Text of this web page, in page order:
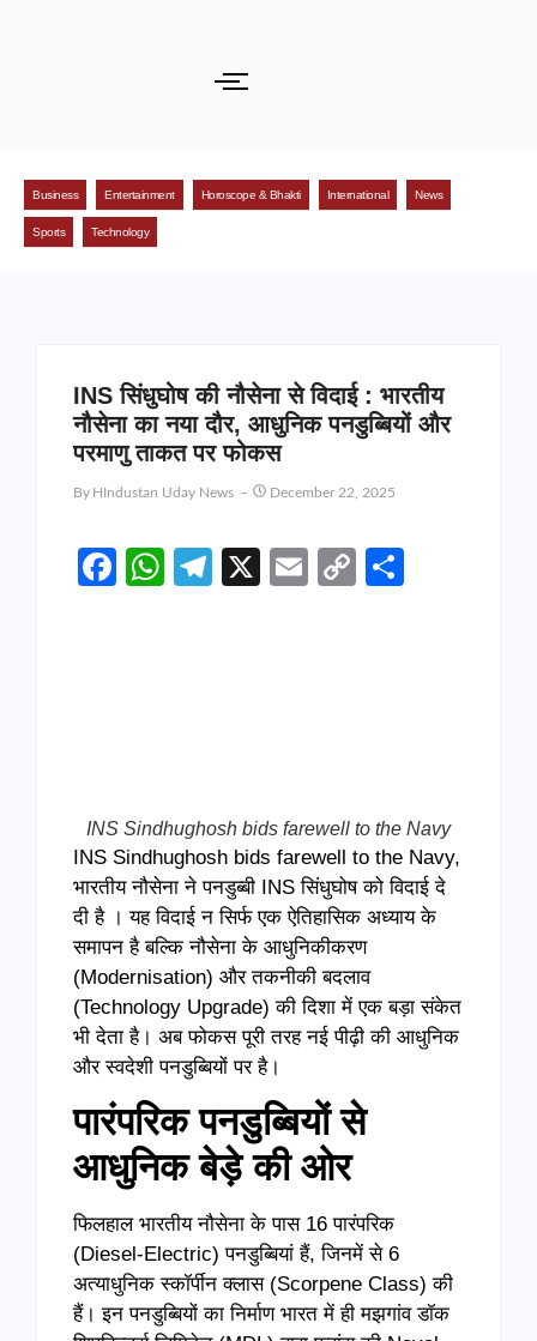
Business Entertainment Horoscope & Bhakti International News
Sports Technology
INS सिंधुघोष की नौसेना से विदाई : भारतीय
नौसेना का नया दौर, आधुनिक पनडुब्बियों और
परमाणु ताकत पर फोकस
By HIndustan Uday News December 22, 2025
Facebook
WhatsApp
Telegram
X EmailCopy
INS Sindhughosh bids farewell to the Navy
INS Sindhughosh bids farewell to the Navy,
भारतीय नौसेना ने पनडुब्बी INS सिंधुघोष को विदाई दे
दी है । यह विदाई न सिर्फ एक ऐतिहासिक अध्याय के
समापन है बल्कि नौसेना के आधुनिकीकरण
(Modernisation) और तकनीकी बदलाव
(Technology Upgrade) की दिशा में एक बड़ा संकेत
भी देता है। अब फोकस पूरी तरह नई पीढ़ी की आधुनिक
और स्वदेशी पनडुब्बियों पर है।
पारंपरिक पनडुब्बियों से
आधुनिक बेड़े की ओर
फिलहाल भारतीय नौसेना के पास 16 पारंपरिक
(Diesel-Electric) पनडुब्बियां हैं, जिनमें से 6
अत्याधुनिक स्कॉर्पीन क्लास (Scorpene Class) की
हैं। इन पनडुब्बियों का निर्माण भारत में ही मझगांव डॉक